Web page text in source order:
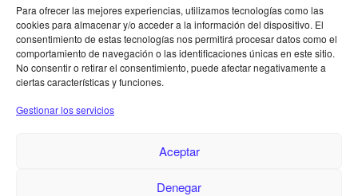
Para ofrecer las mejores experiencias, utilizamos tecnologías como las
cookies para almacenar y/o acceder a la información del dispositivo. El
consentimiento de estas tecnologías nos permitirá procesar datos como el
comportamiento de navegación o las identificaciones únicas en este sitio.
No consentir o retirar el consentimiento, puede afectar negativamente a
ciertas características y funciones.
Gestionar los servicios
Aceptar
Denegar
Copyright © 2024 Jaestic S.L. Todos los derechos